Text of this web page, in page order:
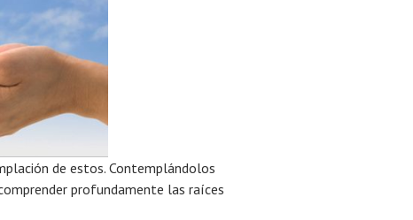
de estos. Contemplándolos
profundamente las raíces